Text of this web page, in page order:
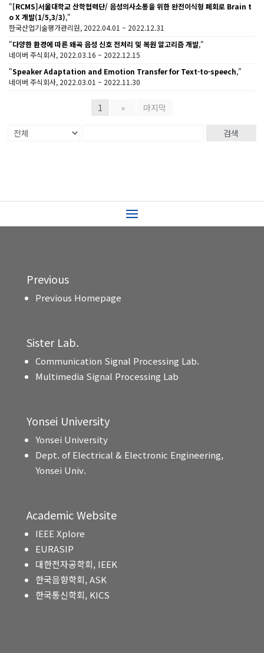
"[RCMS]서울대학교 산학협력단/ 음성의사소통을 위한 완전이식형 폐회로 Brain t
o X 개발(1/5,3/3),"
한국산업기술평가관리원, 2022.04.01 ~ 2022.12.31
"다양한 환경에 따른 왜곡 음성 신호 전처리 및 복원 알고리즘 개발,"
네이버 주식회사, 2022.03.16 ~ 2022.12.15
"Speaker Adaptation and Emotion Transfer for Text-to-speech,"
네이버 주식회사, 2022.03.01 ~ 2022.11.30
1 » 마지막
검색
Previous
Previous Homepage
Sister Lab.
Communication Signal Processing Lab.
Multimedia Signal Processing Lab
Yonsei University
Yonsei University
Dept. of Electrical & Electronic Engineering,
Yonsei Univ.
Academic Website
IEEE Xplore
EURASIP
대한전자공학회, IEEK
한국음향학회, ASK
한국통신학회, KICS